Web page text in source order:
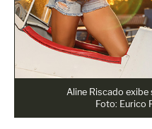
Aline Riscado
Foto: Eurico